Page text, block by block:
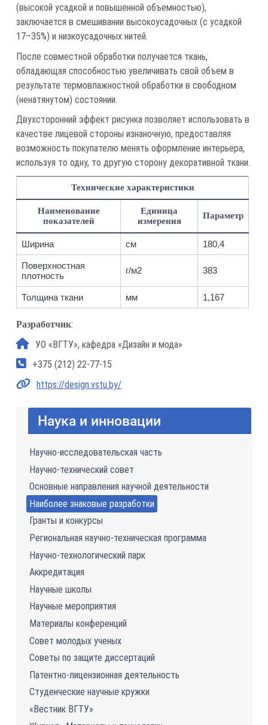
(высокой усадкой и повышенной объемностью),
заключается в смешивании высокоусадочных (с усадкой
17–35%) и низкоусадочных нитей.
После совместной обработки получается ткань,
обладающая способностью увеличивать свой объем в
результате термовлажностной обработки в свободном
(ненатянутом) состоянии.
Двухсторонний эффект рисунка позволяет использовать в
качестве лицевой стороны изнаночную, предоставляя
возможность покупателю менять оформление интерьера,
используя то одну, то другую сторону декоративной ткани.
Технические характеристики
Наименование
показателей
Единица
измерения
Параметр
Ширина см 180,4
Поверхностная
плотность
г/м2 383
Толщина ткани мм 1,167
Разработчик:
УО «ВГТУ», кафедра «Дизайн и мода»
+375 (212) 22-77-15
https://design.vstu.by/
Наука и инновации
Научно-исследовательская часть
Научно-технический совет
Основные направления научной деятельности
Наиболее знаковые разработки
Гранты и конкурсы
Региональная научно-техническая программа
Научно-технологический парк
Аккредитация
Научные школы
Научные мероприятия
Материалы конференций
Совет молодых ученых
Советы по защите диссертаций
Патентно-лицензионная деятельность
Студенческие научные кружки
«Вестник ВГТУ»